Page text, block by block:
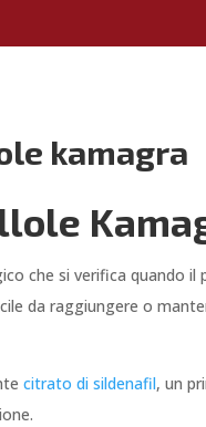
kamagra
che si verifica quando
da raggiungere o
citrato di sildenafil, un